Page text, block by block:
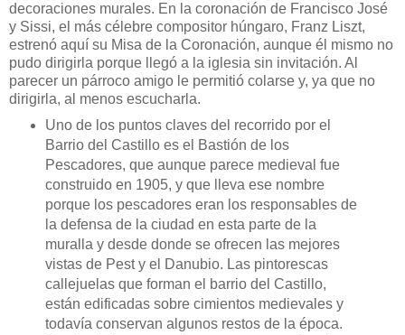
decoraciones murales. En la coronación de Francisco José
y Sissi, el más célebre compositor húngaro, Franz Liszt,
estrenó aquí su Misa de la Coronación, aunque él mismo no
pudo dirigirla porque llegó a la iglesia sin invitación. Al
parecer un párroco amigo le permitió colarse y, ya que no
dirigirla, al menos escucharla.
Uno de los puntos claves del recorrido por el
Barrio del Castillo es el Bastión de los
Pescadores, que aunque parece medieval fue
construido en 1905, y que lleva ese nombre
porque los pescadores eran los responsables de
la defensa de la ciudad en esta parte de la
muralla y desde donde se ofrecen las mejores
vistas de Pest y el Danubio. Las pintorescas
callejuelas que forman el barrio del Castillo,
están edificadas sobre cimientos medievales y
todavía conservan algunos restos de la época.